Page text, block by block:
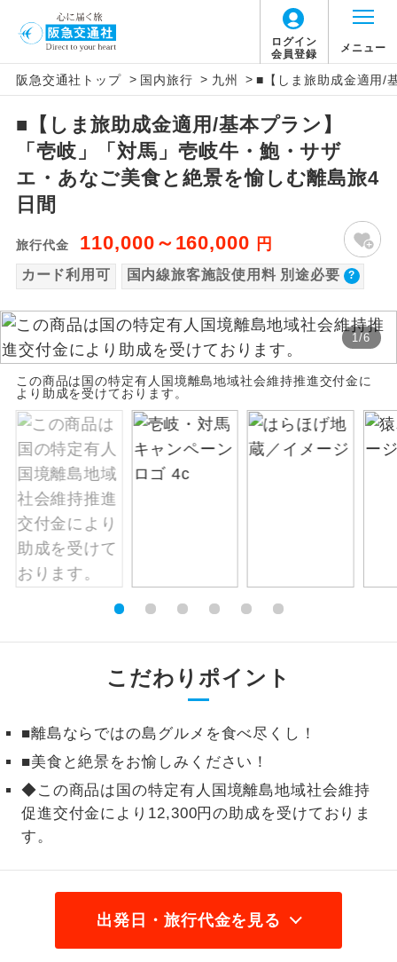
ログイン
会員登録
メニュー
阪急交通社トップ > 国内旅行 > 九州 > ■【しま旅助成金適用/
■【しま旅助成金適用/基本プラン】
「壱岐」「対馬」壱岐牛・鮑・サザ
エ・あなご美食と絶景を愉しむ離島旅4
日間
旅行代金 110,000～160,000 円
カード利用可 国内線旅客施設使用料 別途必要
1/6
この商品は国の特定有人国境離島地域社会維持推進交付金に
より助成を受けております。
こだわりポイント
■離島ならではの島グルメを食べ尽くし！
■美食と絶景をお愉しみください！
◆この商品は国の特定有人国境離島地域社会維持
促進交付金により12,300円の助成を受けておりま
す。
出発日・旅行代金を見る
【国内旅客施設使用料について】
旅行代金に国内旅客施設使用料は含まれてお
りません。別途お支払いが必要となります。
福岡空港往復：大人220円、子供220円
羽田空港往復：大人900円、子供900円
2026/10/6〜2027/6/4 羽田空港往復：大人
2027/6/5〜 羽田空港往復：大人1,180円、子
供1,180円
アイコン 説明
添乗員同行
往路出発空港（駅）から復路到着空港
（駅）まで同行します。
現地添乗員同
行
バスガイド乗
務
バスガイドが乗務し、車内での観光案内
があります。
新コース 初登場のコースです。
世界遺産
然遺産を訪ねるコースです。
絶景 絶景スポットに立ち寄るコースです。
温泉 温泉地にも宿泊するコースです。
露天風呂
大浴場 ご宿泊ホテルに大浴場が付いています。
全食事付き
く）
お部屋にてゆっくりとお召し上がりいた
だけます。
トラベルイヤ
周りの音を気にせず、ガイドさんの説明
をじっくり聞くことができます。
1名様から出発可能な個人型プランで
加限定